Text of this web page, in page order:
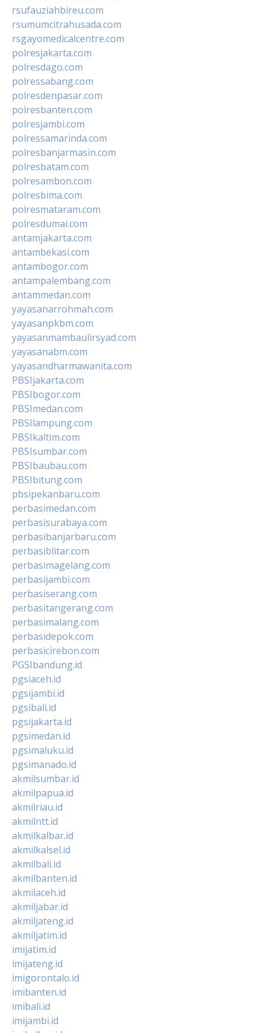
rsufauziahbireu.com
rsumumcitrahusada.com
rsgayomedicalcentre.com
polresjakarta.com
polresdago.com
polressabang.com
polresdenpasar.com
polresbanten.com
polresjambi.com
polressamarinda.com
polresbanjarmasin.com
polresbatam.com
polresambon.com
polresbima.com
polresmataram.com
polresdumai.com
antamjakarta.com
antambekasi.com
antambogor.com
antampalembang.com
antammedan.com
yayasanarrohmah.com
yayasanpkbm.com
yayasanmambaulirsyad.com
yayasanabm.com
yayasandharmawanita.com
PBSIjakarta.com
PBSIbogor.com
PBSImedan.com
PBSIlampung.com
PBSIkaltim.com
PBSIsumbar.com
PBSIbaubau.com
PBSIbitung.com
pbsipekanbaru.com
perbasimedan.com
perbasisurabaya.com
perbasibanjarbaru.com
perbasiblitar.com
perbasimagelang.com
perbasijambi.com
perbasiserang.com
perbasitangerang.com
perbasimalang.com
perbasidepok.com
perbasicirebon.com
PGSIbandung.id
pgsiaceh.id
pgsijambi.id
pgsibali.id
pgsijakarta.id
pgsimedan.id
pgsimaluku.id
pgsimanado.id
akmilsumbar.id
akmilpapua.id
akmilriau.id
akmilntt.id
akmilkalbar.id
akmilkalsel.id
akmilbali.id
akmilbanten.id
akmilaceh.id
akmiljabar.id
akmiljateng.id
akmiljatim.id
imijatim.id
imijateng.id
imigorontalo.id
imibanten.id
imibali.id
imijambi.id